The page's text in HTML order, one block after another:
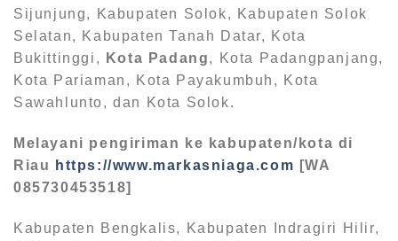
Sijunjung, Kabupaten Solok, Kabupaten Solok
Selatan, Kabupaten Tanah Datar, Kota
Bukittinggi,
Kota Padang, Kota Padangpanjang,
Kota Pariaman, Kota Payakumbuh, Kota
Sawahlunto, dan Kota Solok.
Melayani pengiriman ke kabupaten/kota di
Riau
https://www.markasniaga.com [WA
085730453518]
Kabupaten Bengkalis, Kabupaten Indragiri Hilir,